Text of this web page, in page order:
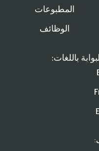
المطبوعات
الوظائف
باللغات: